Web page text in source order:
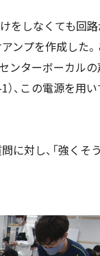
をしなくても回
ンプを作成した
ンターボーカル
、この電源を用
対し、「強くそ